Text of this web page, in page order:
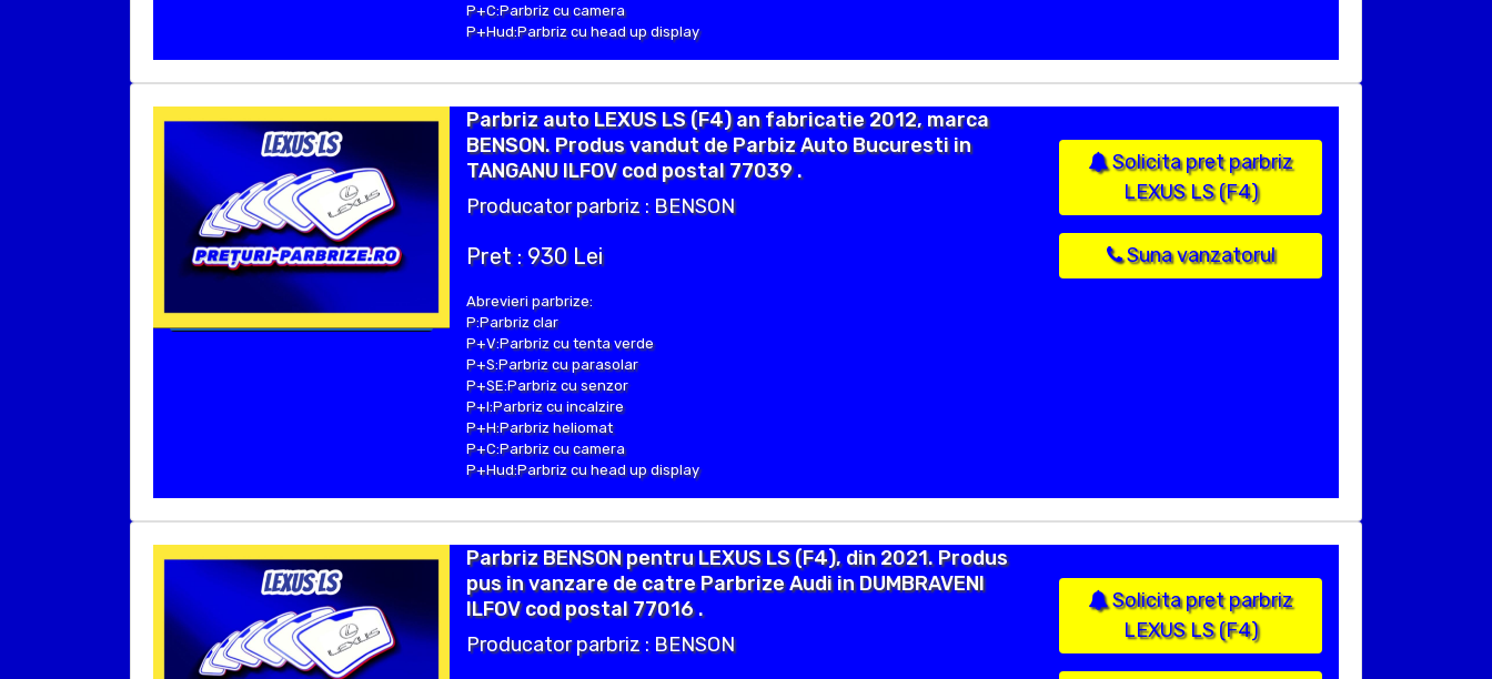
P+C:Parbriz cu camera
P+Hud:Parbriz cu head up display
Parbriz auto LEXUS LS (F4) an fabricatie 2012, marca
BENSON. Produs vandut de Parbiz Auto Bucuresti in
TANGANU ILFOV cod postal 77039 .
Producator parbriz : BENSON
Pret : 930 Lei
Abrevieri parbrize:
P:Parbriz clar
P+V:Parbriz cu tenta verde
P+S:Parbriz cu parasolar
P+SE:Parbriz cu senzor
P+I:Parbriz cu incalzire
P+H:Parbriz heliomat
P+C:Parbriz cu camera
P+Hud:Parbriz cu head up display
Solicita pret parbriz
LEXUS LS (F4)
Suna vanzatorul
Parbriz BENSON pentru LEXUS LS (F4), din 2021. Produs
pus in vanzare de catre Parbrize Audi in DUMBRAVENI
ILFOV cod postal 77016 .
Producator parbriz : BENSON
Solicita pret parbriz
LEXUS LS (F4)